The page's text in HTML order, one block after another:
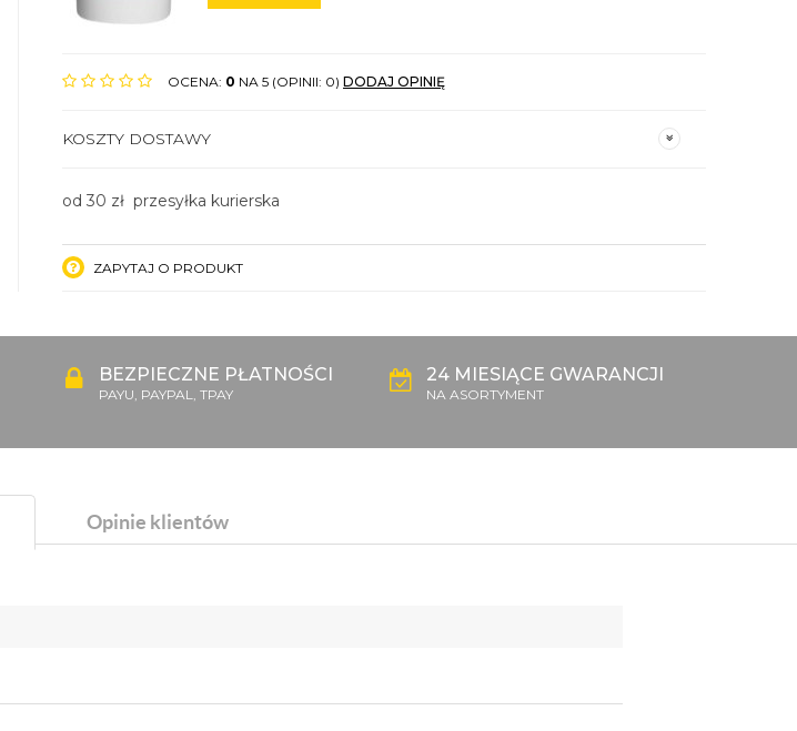
OCENA: 0 NA 5 (OPINII: 0) DODAJ OPINIĘ
KOSZTY DOSTAWY
od 30 zł przesyłka kurierska
ZAPYTAJ O PRODUKT
BEZPIECZNE PŁATNOŚCI
PAYU, PAYPAL, TPAY
24 MIESIĄCE GWARANCJI
NA ASORTYMENT
Opinie klientów